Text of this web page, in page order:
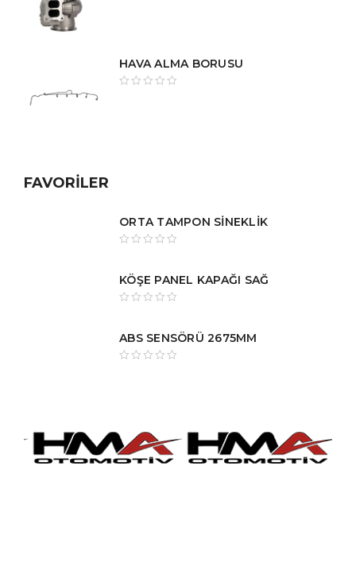
HAVA ALMA BORUSU
FAVORİLER
ORTA TAMPON SİNEKLİK
KÖŞE PANEL KAPAĞI SAĞ
ABS SENSÖRÜ 2675MM